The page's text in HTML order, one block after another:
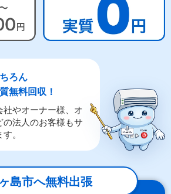
ろん
無料回収！
やオーナー様、オ
法人のお客様もサ
。
島市へ無料出張